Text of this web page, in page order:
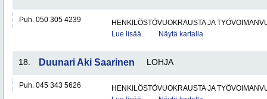
Puh. 050 305 4239
HENKILÖSTÖVUOKRAUSTA JA
Lue lisää..
Näytä kartalla
18. Duunari Aki Saarinen LOHJA
Puh. 045 343 5626
HENKILÖSTÖVUOKRAUSTA JA